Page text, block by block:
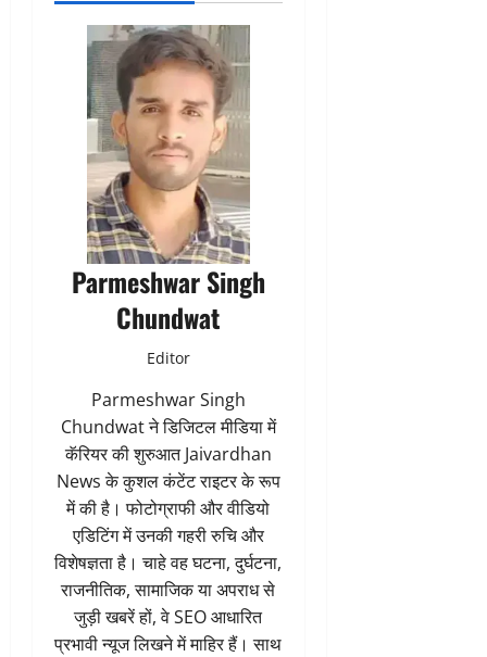
Parmeshwar Singh
Chundwat
Editor
Parmeshwar Singh
Chundwat ने डिजिटल मीडिया में
कॅरियर की शुरुआत Jaivardhan
News के कुशल कंटेंट राइटर के रूप
में की है। फोटोग्राफी और वीडियो
एडिटिंग में उनकी गहरी रुचि और
विशेषज्ञता है। चाहे वह घटना, दुर्घटना,
राजनीतिक, सामाजिक या अपराध से
जुड़ी खबरें हों, वे SEO आधारित
प्रभावी न्यूज लिखने में माहिर हैं। साथ